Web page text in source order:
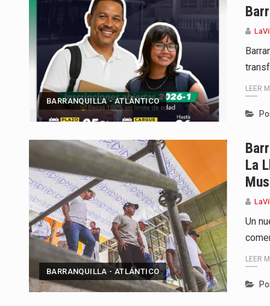
BARRANQUILLA - ATLÁNTICO
LEER
BARRANQUILLA - ATLÁNTICO
La
Un
LEER